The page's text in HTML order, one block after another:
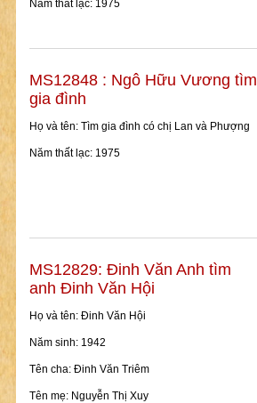
Năm thất lạc: 1975
MS12848 : Ngô Hữu Vương tìm
gia đình
Họ và tên: Tìm gia đình có chị Lan và Phượng
Năm thất lạc: 1975
MS12829: Đinh Văn Anh tìm
anh Đinh Văn Hội
Họ và tên: Đinh Văn Hội
Năm sinh: 1942
Tên cha: Đinh Văn Triêm
Tên mẹ: Nguyễn Thị Xuy